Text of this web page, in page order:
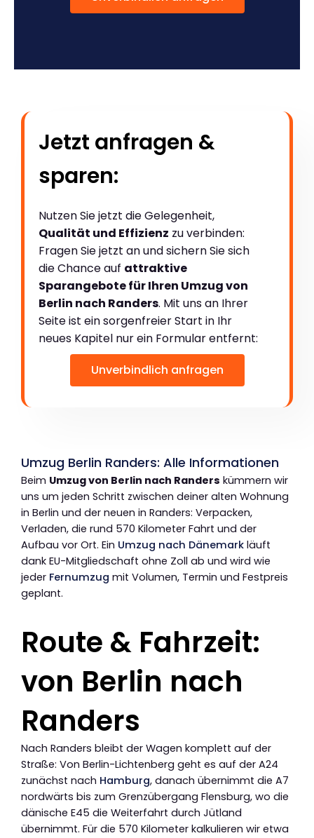
Jetzt anfragen &
sparen:
Nutzen Sie jetzt die Gelegenheit,
Qualität und Effizienz zu verbinden:
Fragen Sie jetzt an und sichern Sie sich
die Chance auf attraktive
Sparangebote für Ihren Umzug von
Berlin nach Randers. Mit uns an Ihrer
Seite ist ein sorgenfreier Start in Ihr
neues Kapitel nur ein Formular entfernt:
Unverbindlich anfragen
Umzug Berlin Randers: Alle Informationen
Beim Umzug von Berlin nach Randers kümmern wir
uns um jeden Schritt zwischen deiner alten Wohnung
in Berlin und der neuen in Randers: Verpacken,
Verladen, die rund 570 Kilometer Fahrt und der
Aufbau vor Ort. Ein Umzug nach Dänemark läuft
dank EU-Mitgliedschaft ohne Zoll ab und wird wie
jeder Fernumzug mit Volumen, Termin und Festpreis
geplant.
Route & Fahrzeit:
von Berlin nach
Randers
Nach Randers bleibt der Wagen komplett auf der
Straße: Von Berlin-Lichtenberg geht es auf der A24
zunächst nach Hamburg, danach übernimmt die A7
nordwärts bis zum Grenzübergang Flensburg, wo die
dänische E45 die Weiterfahrt durch Jütland
übernimmt. Für die 570 Kilometer kalkulieren wir etwa